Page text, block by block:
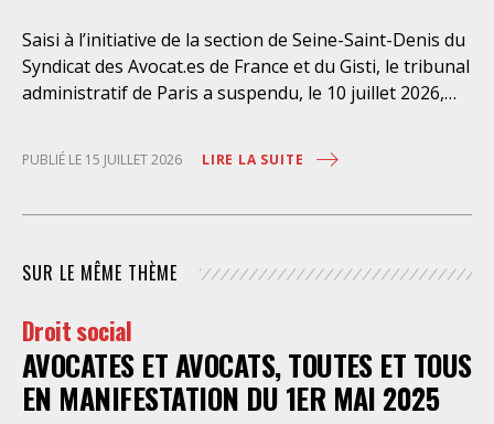
Saisi à l’initiative de la section de Seine-Saint-Denis du
Syndicat des Avocat.es de France et du Gisti, le tribunal
administratif de Paris a suspendu, le 10 juillet 2026,
œuvre de prestations d’information et d’assistance
juridique des étrangers maintenus dans les locaux de
droits fondamentaux des personnes retenues et
déontologiques régissant la profession d’avocat. Ainsi,
l’assistance dont bénéficient les personnes retenues,
limitée à trois heures de permanence téléphonique
quotidienne sauf le dimanche (la présence de l’avocat
PUBLIÉ LE 15 JUILLET 2026 LIRE LA SUITE
SUR LE MÊME THÈME
Droit social
AVOCATES ET AVOCATS, TOUTES ET TOUS
EN MANIFESTATION DU 1ER MAI 2025